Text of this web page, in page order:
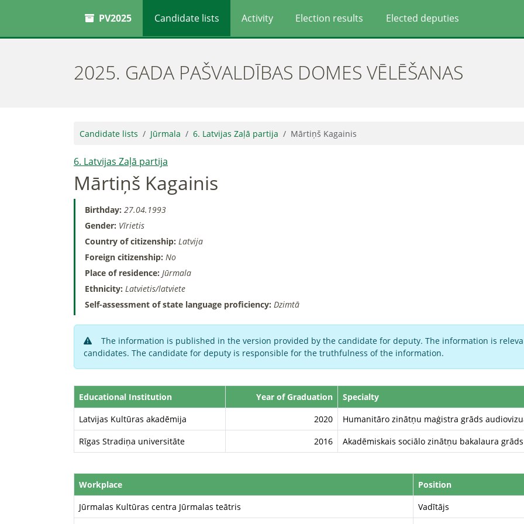
PV2025 Candidate lists Activity Election results Elected deputies
2025. GADA PAŠVALDĪBAS DOMES VĒLĒŠANAS
Candidate lists Jūrmala 6. Latvijas Zaļā partija Mārtiņš Kagainis
6. Latvijas Zaļā partija
Mārtiņš Kagainis
Birthday: 27.04.1993
Gender: Vīrietis
Country of citizenship: Latvija
Foreign citizenship: No
Place of residence: Jūrmala
Ethnicity: Latvietis/latviete
Self-assessment of state language proficiency: Dzimtā
The information is published in the version provided by the candidate for deputy. The information is
candidates. The candidate for deputy is responsible for the truthfulness of the information.
Educational Institution Year of Graduation
Specialty
Latvijas Kultūras akadēmija
2020
Humanitāro zinātņu maģistra grāds
Rīgas Stradiņa universitāte
2016 Akadēmiskais sociālo zinātņu bakalaura
Workplace
Position
Jūrmalas Kultūras centra Jūrmalas teātris
Vadītājs